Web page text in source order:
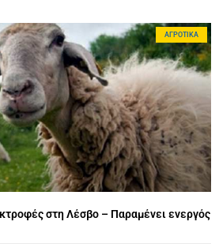
ΑΓΡΟΤΙΚΆ
στη Λέσβο – Παραμένει ενεργός